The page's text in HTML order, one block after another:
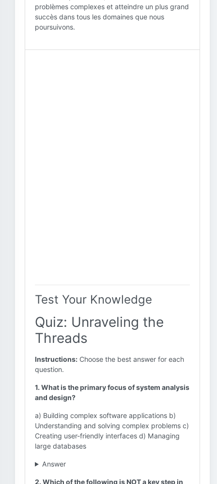
problèmes complexes et atteindre un plus grand
succès dans tous les domaines que nous
poursuivons.
Test Your Knowledge
Quiz: Unraveling the
Threads
Instructions: Choose the best answer for each
question.
1. What is the primary focus of system analysis
and design?
a) Building complex software applications b)
Understanding and solving complex problems c)
Creating user-friendly interfaces d) Managing
large databases
Answer
2. Which of the following is NOT a key step in